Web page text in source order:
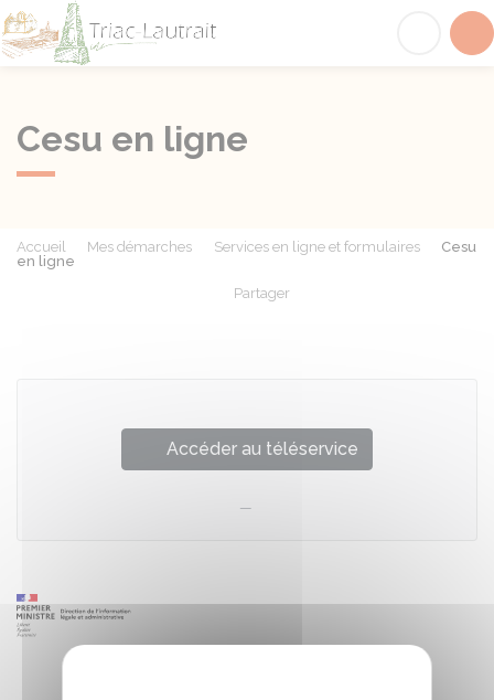
Cesu en ligne
Accueil Mes démarches Services en ligne et formulaires
Cesu
en ligne
Partager
Accéder au téléservice